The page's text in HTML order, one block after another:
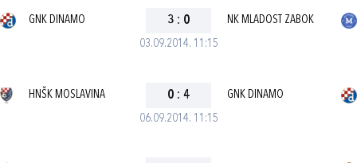
03.09.2014. 11:15
GNK DINAMO 3 : 0 NK MLADOST ZABOK
06.09.2014. 11:15
HNŠK MOSLAVINA 0 : 4 GNK DINAMO